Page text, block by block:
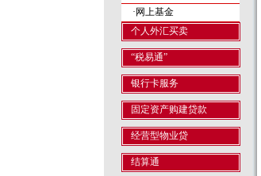
·网上基金
个人外汇买卖
“税易通”
银行卡服务
固定资产购建贷款
经营型物业贷
结算通